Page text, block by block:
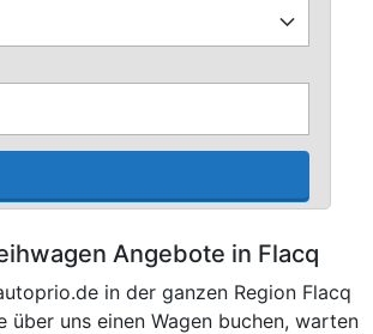
Angebote in Flacq
in der ganzen Region Flacq
über uns einen Wagen buchen, warten